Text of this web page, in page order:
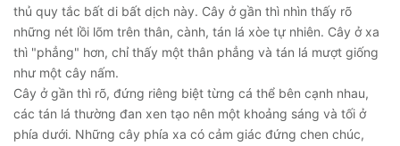
thủ quy tắc bất di bất dịch này. Cây ở gần thì nhìn thấy rõ
những nét lồi lõm trên thân, cành, tán lá xòe tự nhiên. Cây ở xa
thì "phẳng" hơn, chỉ thấy một thân phẳng và tán lá mượt giống
như một cây nấm.
Cây ở gần thì rõ, đứng riêng biệt từng cá thể bên cạnh nhau,
các tán lá thường đan xen tạo nên một khoảng sáng và tối ở
phía dưới. Những cây phía xa có cảm giác đứng chen chúc,